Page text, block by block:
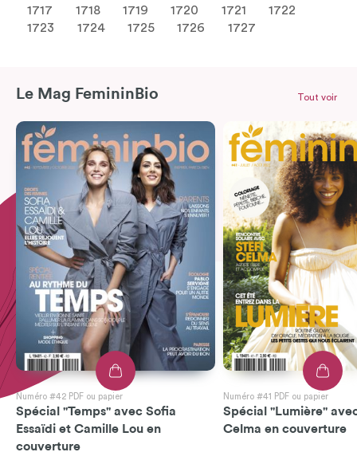
1717
1718 1719 1720 1721
1722
1723
1724 1725 1726 1727
Le Mag FemininBio
Numéro #42 PDF ou papier
Spécial "Temps" avec Sofia
Essaïdi et Camille Lou en
couverture
Numéro #41 PDF ou papier
Spécial "Lumière"
Celma en couverture
Tout voir